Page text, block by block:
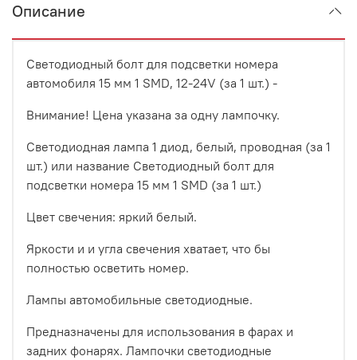
Описание
Светодиодный болт для подсветки номера
автомобиля 15 мм 1 SMD, 12-24V (за 1 шт.) -
Внимание! Цена указана за одну лампочку.
Светодиодная лампа 1 диод, белый, проводная (за 1
шт.) или название Светодиодный болт для
подсветки номера 15 мм 1 SMD (за 1 шт.)
Цвет свечения: яркий белый.
Яркости и и угла свечения хватает, что бы
полностью осветить номер.
Лампы автомобильные светодиодные.
Предназначены для использования в фарах и
задних фонарях. Лампочки светодиодные